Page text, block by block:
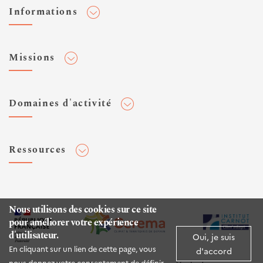
Nous utilisons des cookies sur ce site
pour améliorer votre expérience
d'utilisateur.
En cliquant sur un lien de cette page, vous
Oui, je suis
d'accord
Informations
Flux RSS
Veilles et newsletters
Expertises Territoires
Espace presse
Missions
Normalisation
Domaines d'activité
Infrastructures de transport
Environnement et risques
Mer et littoral
Ressources
Rapports d'étude
Publications HAL
Documentation routière (DTRF)